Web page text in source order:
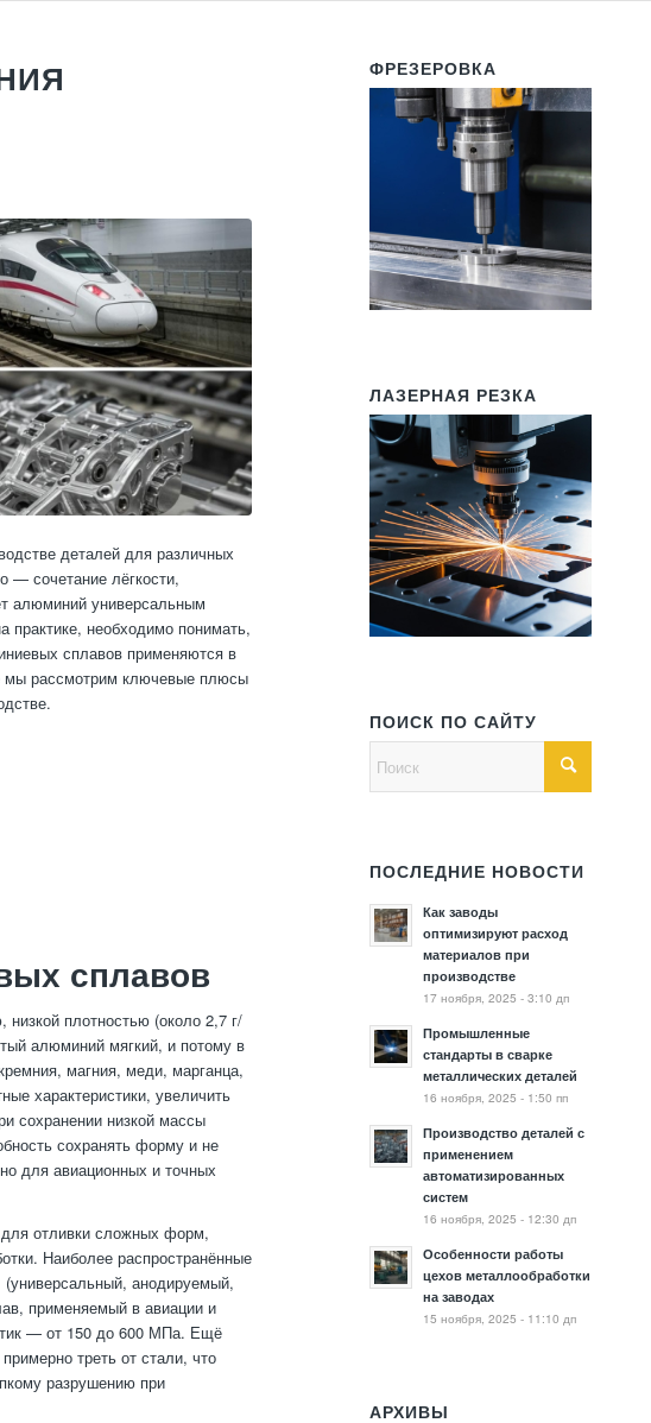
деталей для различных
— сочетание лёгкости,
алюминий универсальным
практике, необходимо понимать,
сплавов применяются в
мы рассмотрим ключевые плюсы
сплавов
плотностью (около 2,7 г/
алюминий мягкий, и потому в
магния, меди, марганца,
характеристики, увеличить
сохранении низкой массы
сохранять форму и не
для авиационных и точных
отливки сложных форм,
Наиболее распространённые
анодируемый,
применяемый в авиации и
— от 150 до 600 МПа. Ещё
треть от стали, что
разрушению при
ФРЕЗЕРОВКА
ЛАЗЕРНАЯ РЕЗКА
ПОИСК ПО САЙТУ
ПОСЛЕДНИЕ НОВОСТИ
Как заводы
оптимизируют расход
материалов при
производстве
17 ноября, 2025 - 3:10 дп
Промышленные
стандарты в сварке
металлических деталей
16 ноября, 2025 - 1:50 пп
Производство деталей с
применением
автоматизированных
систем
16 ноября, 2025 - 12:30 дп
Особенности работы
цехов металлообработки
на заводах
15 ноября, 2025 - 11:10 дп
АРХИВЫ